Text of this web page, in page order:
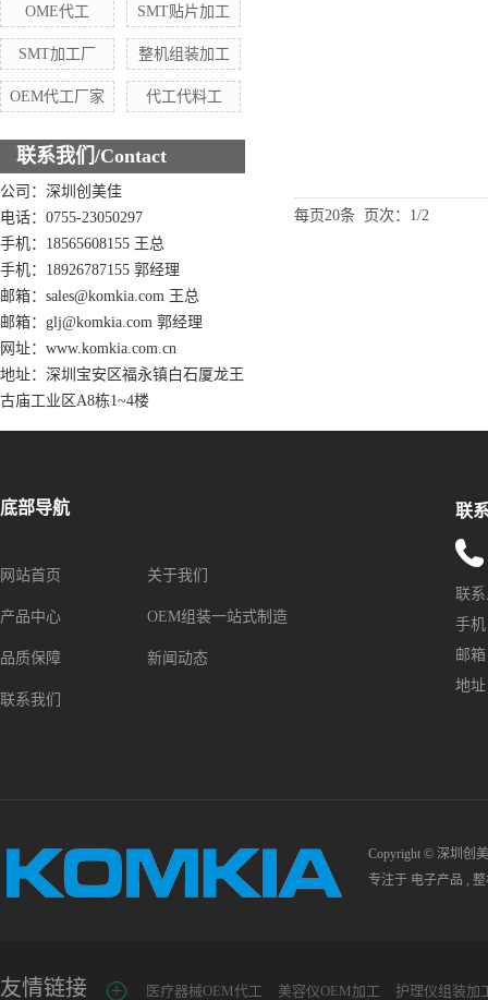
OME代工 SMT贴片加工
SMT加工厂 整机组装加工
OEM代工厂家 代工代料工
联系我们/Contact
公司：深圳创美佳
电话：0755-23050297
手机：18565608155 王总
手机：18926787155 郭经理
邮箱：sales@komkia.com 王总
邮箱：glj@komkia.com 郭经理
网址：www.komkia.com.cn
地址：深圳宝安区福永镇白石厦龙王
古庙工业区A8栋1~4楼
每页20条 页次：1/2
底部导航
网站首页 关于我们
产品中心 OEM组装一站式制造
品质保障 新闻动态
联系我们
联
联
手机
邮
地
Copyright © 深圳创
专注于 电子产品 ,
友情链接 医疗器械OEM代工 美容仪OEM加工
护理仪组装加